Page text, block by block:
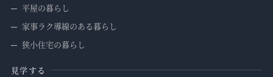
平屋の暮らし
家事ラク導線のある暮らし
狭小住宅の暮らし
見学する